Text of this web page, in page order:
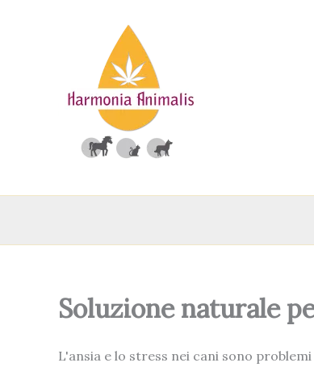
Soluzione naturale
L'ansia e lo stress nei cani sono